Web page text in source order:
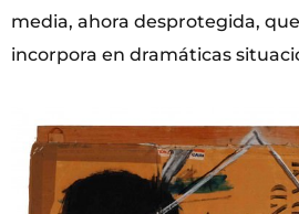
media, ahora desprotegida,
incorpora en dramáticas